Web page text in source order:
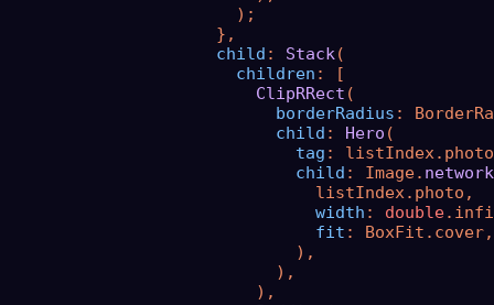
);
},
child : Stack(
children : [
ClipRRect (
borderRadius :
child : Hero (
tag :
child : Image. network
listIndex.photo,
width : double
fit : BoxFit.cover,
),
),
),